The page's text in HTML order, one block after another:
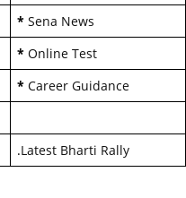
* Sena News
* Online Test
* Career Guidance
.Latest Bharti Rally